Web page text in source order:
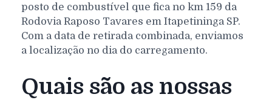
posto de combustível que fica no km 159 da
Rodovia Raposo Tavares em Itapetininga SP.
Com a data de retirada combinada, enviamos
a localização no dia do carregamento.
Quais são as nossas